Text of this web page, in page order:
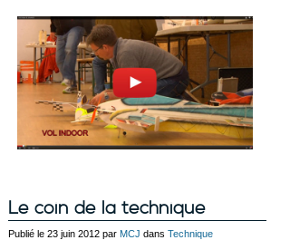
Le coin de la technique
Publié le 23 juin 2012 par MCJ dans Technique